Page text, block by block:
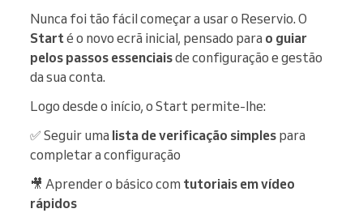
Nunca foi tão fácil começar a usar o Reservio. O
Starté o novo ecrã inicial, pensado para o guiar
pelos passos essenciaisde configuração e gestão
da sua conta.
Logo desde o início, o Start permite-lhe:
✅ Seguir uma lista de verificação simples para
completar a configuração
🎥 Aprender o básico com tutoriais em vídeo
rápidos